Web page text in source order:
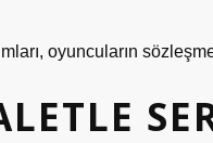
oyuncuların